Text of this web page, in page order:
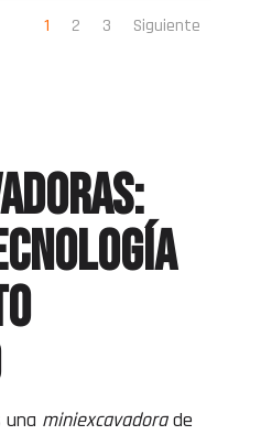
1 2 3 Siguiente
miniexcavadorade